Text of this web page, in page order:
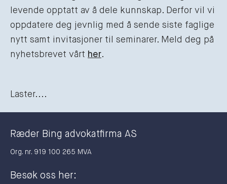
levende opptatt av å dele kunnskap. Derfor vil vi
oppdatere deg jevnlig med å sende siste faglige
nytt samt invitasjoner til seminarer. Meld deg på
nyhetsbrevet vårt her.
Laster....
Ræder Bing advokatfirma AS
Org. nr. 919 100 265 MVA
Besøk oss her: